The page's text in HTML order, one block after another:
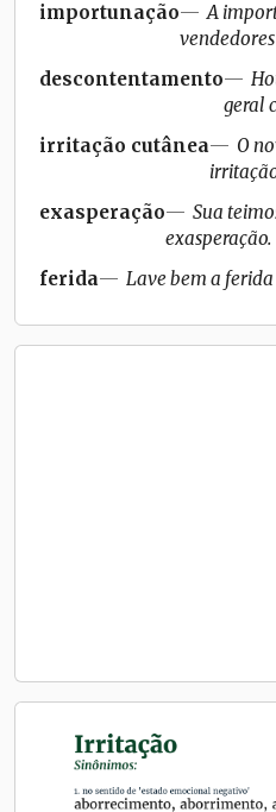
importunação
A
descontentamento
geral
irritação cutânea
O
exasperação
Sua
exasperação.
ferida
Lave bem a